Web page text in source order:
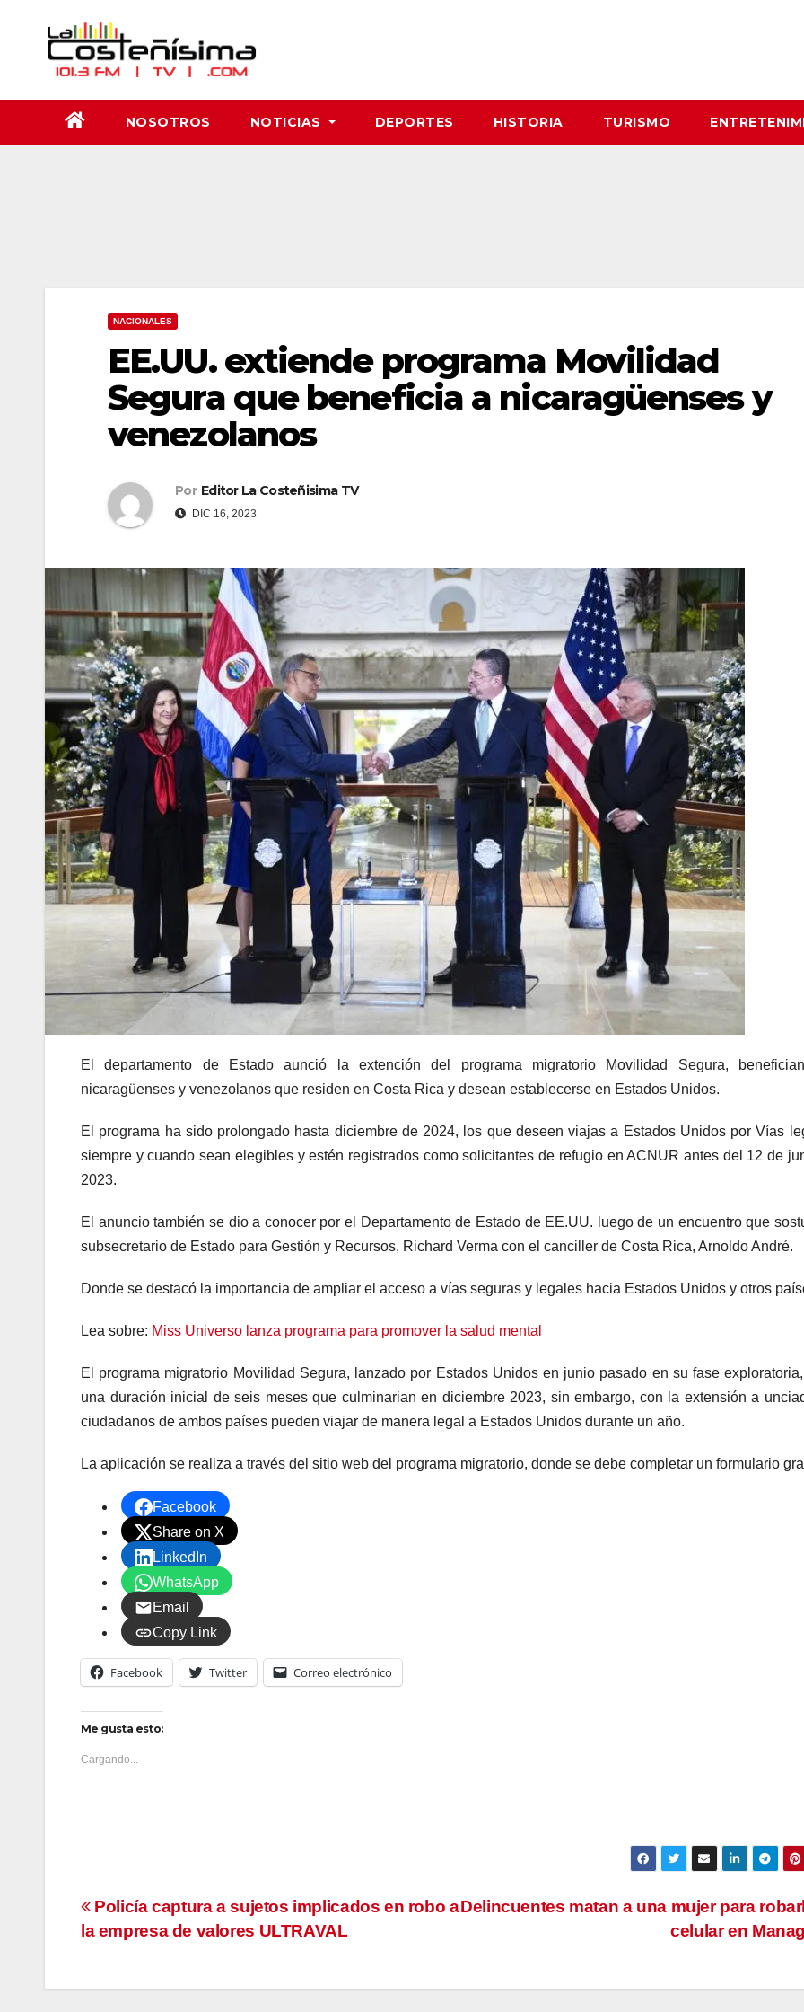
contenido
NOSOTROS NOTICIAS DEPORTES HISTORIA TURISMO
NACIONALES
EE.UU. extiende programa Movilidad
Segura que beneficia a nicaragüenses y
venezolanos
Por Editor La Costeñisima TV
DIC 16, 2023
El departamento de Estado aunció la extención del programa migratorio Movilidad Segura,
nicaragüenses y venezolanos que residen en Costa Rica y desean establecerse en Estados Unidos.
El programa ha sido prolongado hasta diciembre de 2024, los que deseen viajas a Estados Unidos por Vías
siempre y cuando sean elegibles y estén registrados como solicitantes de refugio en ACNUR antes del 12 de
2023.
El anuncio también se dio a conocer por el Departamento de Estado de EE.UU. luego de un encuentro que
subsecretario de Estado para Gestión y Recursos, Richard Verma con el canciller de Costa Rica, Arnoldo André.
Donde se destacó la importancia de ampliar el acceso a vías seguras y legales hacia Estados Unidos y otros
Lea sobre: Miss Universo lanza programa para promover la salud mental
El programa migratorio Movilidad Segura, lanzado por Estados Unidos en junio pasado en su fase
una duración inicial de seis meses que culminarian en diciembre 2023, sin embargo, con la extensión a
ciudadanos de ambos países pueden viajar de manera legal a Estados Unidos durante un año.
La aplicación se realiza a través del sitio web del programa migratorio, donde se debe completar un formulario
Facebook
Share on X
LinkedIn
WhatsApp
Email
Copy Link
Facebook Twitter Correo electrónico
Me gusta esto:
Cargando...
Navegación
entradas
Delincuentes matan a una mujer para
celular en
Policía captura a sujetos implicados en robo a
la empresa de valores ULTRAVAL